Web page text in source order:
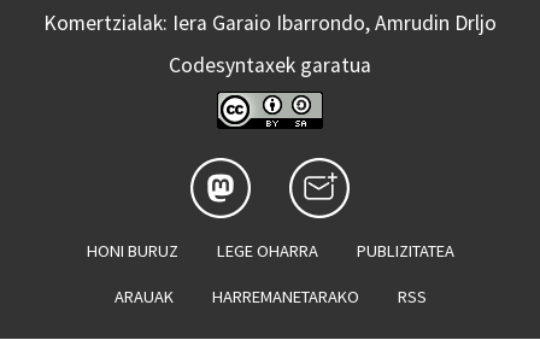
Komertzialak: Iera Garaio Ibarrondo, Amrudin Drljo
Codesyntaxek garatua
HONI BURUZ LEGE OHARRA PUBLIZITATEA
ARAUAK HARREMANETARAKO RSS